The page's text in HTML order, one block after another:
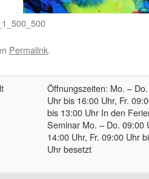
Permalink.
Öffnungszeiten: Mo. –
Uhr bis 16:00 Uhr, Fr.
bis 13:00 Uhr In den
Seminar Mo. – Do. 09:00
14:00 Uhr, Fr. 09:00 Uhr
Uhr besetzt